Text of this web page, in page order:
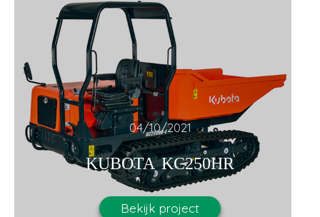
04/10/2021
KUBOTA KC250HR
Bekijk project